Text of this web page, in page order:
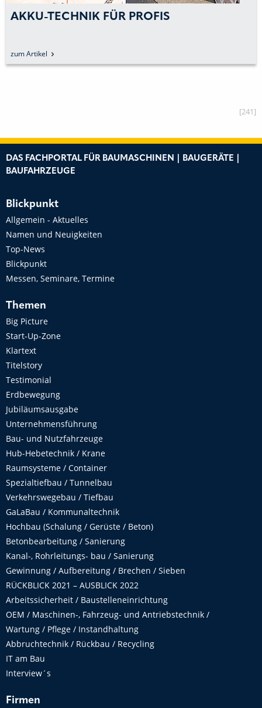
AKKU-TECHNIK FÜR PROFIS
zum Artikel
[241]
DAS FACHPORTAL FÜR BAUMASCHINEN | BAUGERÄTE |
BAUFAHRZEUGE
Blickpunkt
Allgemein - Aktuelles
Namen und Neuigkeiten
Top-News
Blickpunkt
Messen, Seminare, Termine
Themen
Big Picture
Start-Up-Zone
Klartext
Titelstory
Testimonial
Erdbewegung
Jubiläumsausgabe
Unternehmensführung
Bau- und Nutzfahrzeuge
Hub-Hebetechnik / Krane
Raumsysteme / Container
Spezialtiefbau / Tunnelbau
Verkehrswegebau / Tiefbau
GaLaBau / Kommunaltechnik
Hochbau (Schalung / Gerüste / Beton)
Betonbearbeitung / Sanierung
Kanal-, Rohrleitungs- bau / Sanierung
Gewinnung / Aufbereitung / Brechen / Sieben
RÜCKBLICK 2021 – AUSBLICK 2022
Arbeitssicherheit / Baustelleneinrichtung
OEM / Maschinen-, Fahrzeug- und Antriebstechnik /
Wartung / Pflege / Instandhaltung
Abbruchtechnik / Rückbau / Recycling
IT am Bau
Interview´s
Firmen